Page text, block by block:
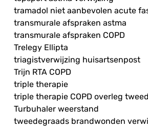
tramadol niet aanbevolen acute
transmurale afspraken astma
transmurale afspraken COPD
Trelegy Ellipta
triagistverwijzing huisartsenpost
Trijn RTA COPD
triple therapie
triple therapie COPD overleg
Turbuhaler weerstand
tweedegraads brandwonden